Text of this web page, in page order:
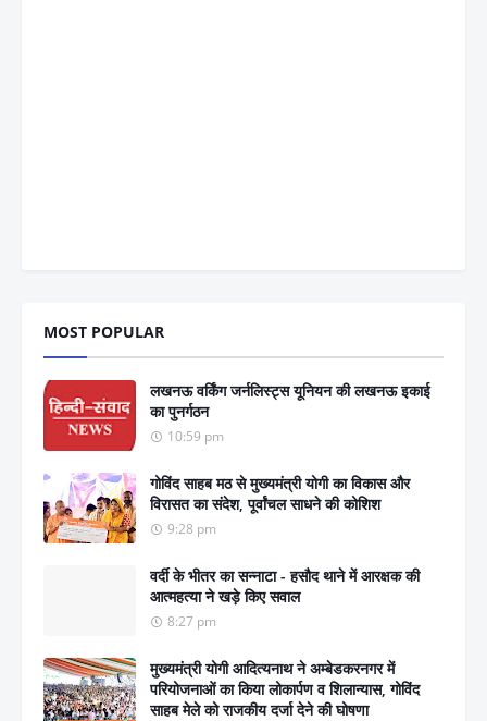
MOST POPULAR
लखनऊ वर्किंग जर्नलिस्ट्स यूनियन की लखनऊ इकाई
का पुनर्गठन
10:59 pm
गोविंद साहब मठ से मुख्यमंत्री योगी का विकास और
विरासत का संदेश, पूर्वांचल साधने की कोशिश
9:28 pm
वर्दी के भीतर का सन्नाटा - हसौद थाने में आरक्षक की
आत्महत्या ने खड़े किए सवाल
8:27 pm
मुख्यमंत्री योगी आदित्यनाथ ने अम्बेडकरनगर में
परियोजनाओं का किया लोकार्पण व शिलान्यास, गोविंद
साहब मेले को राजकीय दर्जा देने की घोषणा